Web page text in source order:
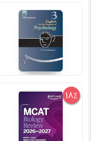
18%